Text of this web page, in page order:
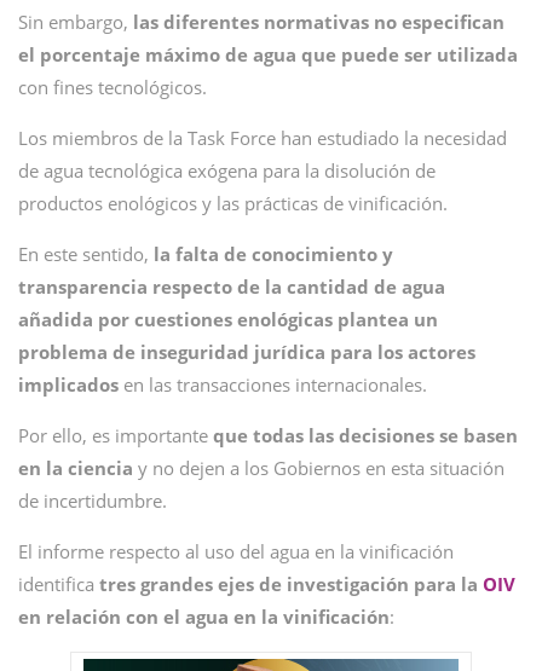
Sin embargo, las diferentes normativas no especifican
el porcentaje máximo de agua que puede ser utilizada
con fines tecnológicos.
Los miembros de la Task Force han estudiado la necesidad
de agua tecnológica exógena para la disolución de
productos enológicos y las prácticas de vinificación.
En este sentido, la falta de conocimiento y
transparencia respecto de la cantidad de agua
añadida por cuestiones enológicas plantea un
problema de inseguridad jurídica para los actores
implicados en las transacciones internacionales.
Por ello, es importante que todas las decisiones se basen
en la ciencia y no dejen a los Gobiernos en esta situación
de incertidumbre.
El informe respecto al uso del agua en la vinificación
identifica tres grandes ejes de investigación para la OIV
en relación con el agua en la vinificación: